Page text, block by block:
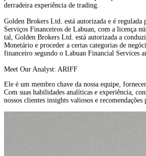
derradeira experiência de trading.
Golden Brokers Ltd. está autorizada e é regulada
Serviços Financeiros de Labuan, com a licença
tal, Golden Brokers Ltd. está autorizada a
Monetário e proceder a certas categorias de
financeiro segundo o Labuan Financial Services
Meet Our Analyst: ARIFF
Ele é um membro chave da nossa equipe,
Com suas habilidades analíticas e experiência,
nossos clientes insights valiosos e recomendações